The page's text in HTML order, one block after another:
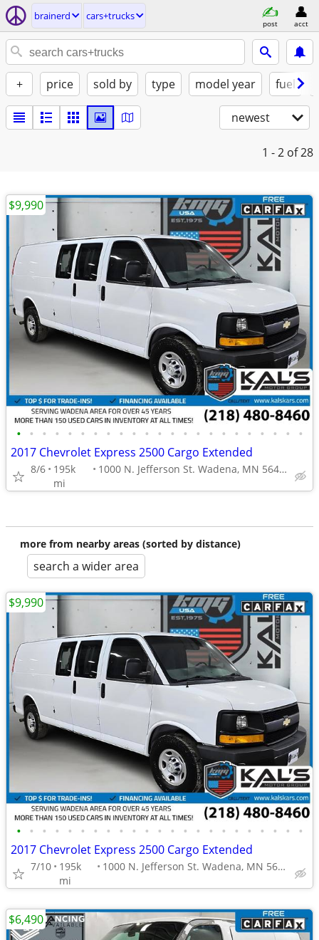
brainerd cars+trucks
post acct
+ price sold by type model year fuel
newest
1 - 2 of 28
• • • • • • • • • • • • • • • • • • • • • • •
2017 Chevrolet Express 2500 Cargo Extended
8/6
195k
mi
1000 N. Jefferson St. Wadena, MN 56482
$9,990
more from nearby areas (sorted by distance)
search a wider area
• • • • • • • • • • • • • • • • • • • • • • •
2017 Chevrolet Express 2500 Cargo Extended
7/10
195k
mi
1000 N. Jefferson St. Wadena, MN 56482
$9,990
$6,490